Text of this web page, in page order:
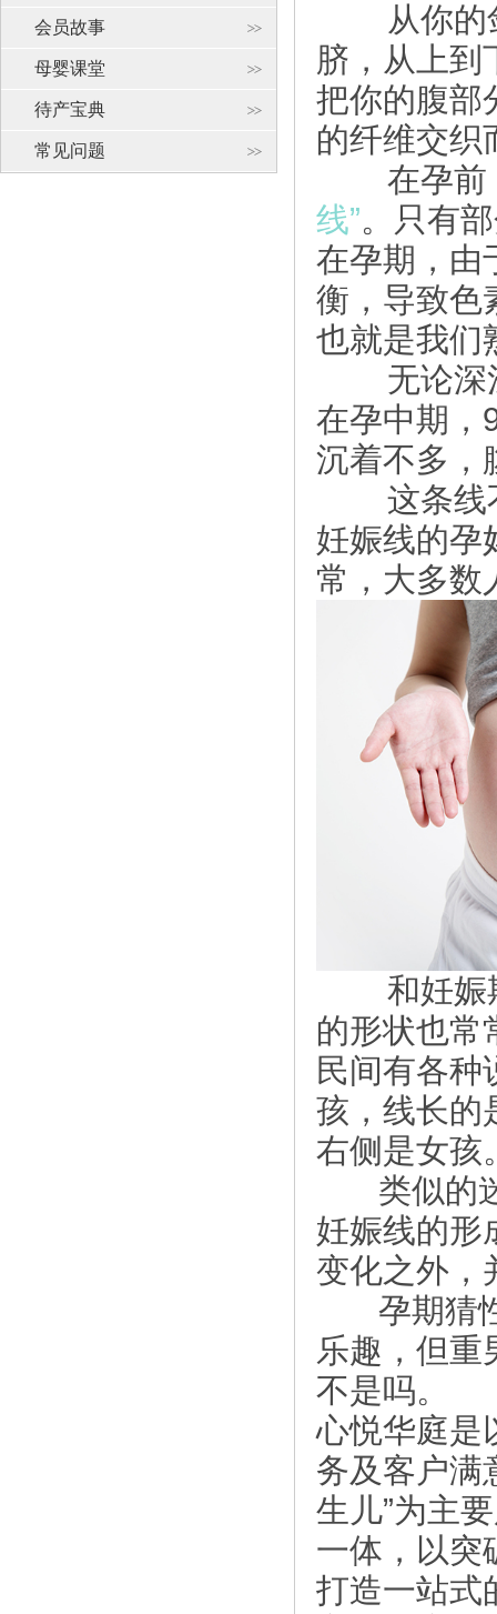
会员故事
母婴课堂
待产宝典
常见问题
从你的剑
脐，从上到
把你的腹部
的纤维交织
在孕前，
线”。只有
在孕期，由
衡，导致色
也就是我们
无论深浅
在孕中期，
沉着不多，
这条线不
妊娠线的孕
常，大多数
和妊娠期
的形状也常
民间有各种
孩，线长的
右侧是女孩
类似的迷
妊娠线的形
变化之外，
孕期猜性
乐趣，但重
不是吗。
心悦华庭是
务及客户满
生儿”为主
一体，以突
打造一站式